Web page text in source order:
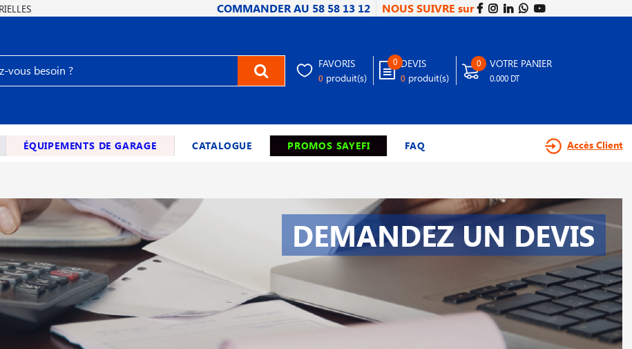
COMMANDER AU 58 58 13 12 NOUS SUIVRE sur
FAVORIS
0 produit(s)
0 DEVIS
0 produit(s)
0 VOTRE PANIER
0.000 DT
ÉQUIPEMENTS DE GARAGE CATALOGUE PROMOS SAYEFI FAQ Accès Client
DEMANDEZ UN DEVIS